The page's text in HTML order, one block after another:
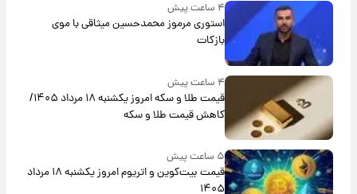
۴ ساعت پیش
استوری مرموز محمدحسین میثاقی با موی
بازکات
قیمت طلا و سکه امروز یکشنبه ۱۸ مرداد ۱۴۰۵/
کاهش قیمت طلا و سکه
۵ ساعت پیش
قیمت بیت‌کوین و اتریوم امروز یکشنبه ۱۸ مرداد
۱۴۰۵